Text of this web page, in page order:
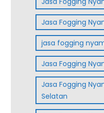
Jasa Fogging
jasa fogging
Jasa Fogging
Jasa Fogging
Selatan